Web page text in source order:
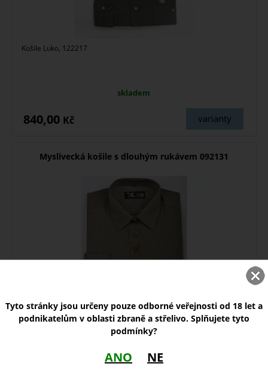
Košile Luko, 122217
skladem
varianty
840,00 Kč
Myslivecká košile s dlouhým rukávem 092131
Košile Luko, 092131
Tyto stránky jsou určeny pouze odborné veřejnosti od 18 let a
podnikatelům v oblasti zbraně a střelivo. Splňujete tyto
podmínky?
ANO NE